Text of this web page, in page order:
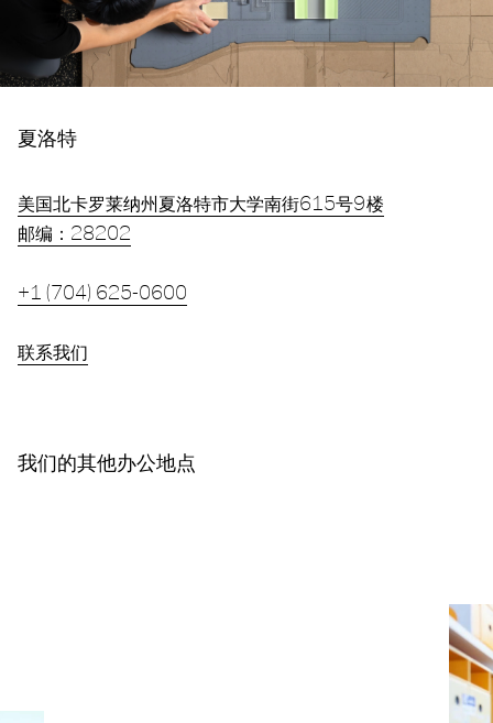
夏洛特
美国北卡罗莱纳州夏洛特市大学南街615号9楼
邮编：28202
+1 (704) 625-0600
联系我们
我们的其他办公地点